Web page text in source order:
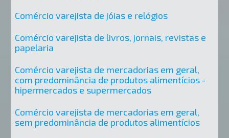
Comércio varejista de jóias e relógios
Comércio varejista de livros, jornais, revistas e
papelaria
Comércio varejista de mercadorias em geral,
com predominância de produtos alimentícios -
hipermercados e supermercados
Comércio varejista de mercadorias em geral,
sem predominância de produtos alimentícios